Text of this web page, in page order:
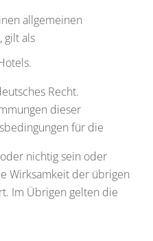
allgemeinen
gilt als
Recht.
dieser
für die
nichtig sein oder
Wirksamkeit der übrigen
Im Übrigen gelten die